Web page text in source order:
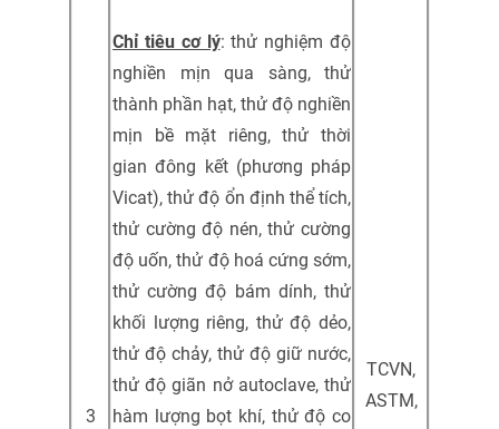
3
Chỉ tiêu cơ lý: thử nghiệm độ
nghiền mịn qua sàng, thử
thành phần hạt, thử độ nghiền
mịn bề mặt riêng, thử thời
gian đông kết (phương pháp
Vicat), thử độ ổn định thể tích,
thử cường độ nén, thử cường
độ uốn, thử độ hoá cứng sớm,
thử cường độ bám dính, thử
khối lượng riêng, thử độ dẻo,
thử độ chảy, thử độ giữ nước,
thử độ giãn nở autoclave, thử
hàm lượng bọt khí, thử độ co
TCVN,
ASTM,